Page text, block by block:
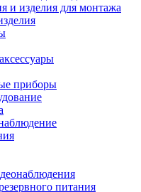
и изделия для монтажа
приборы
питания